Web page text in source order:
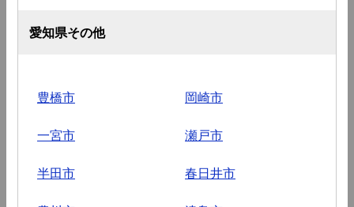
愛知県その他
豊橋市 岡崎市
一宮市 瀬戸市
半田市 春日井市